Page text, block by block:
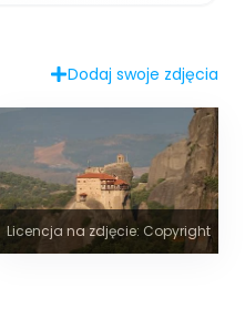
Dodaj swoje zdjęcia
Licencja na zdjęcie: Copyright